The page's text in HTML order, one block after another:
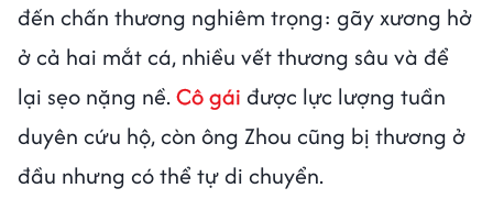
đến chấn thương nghiêm trọng: gãy xương hở
ở cả hai mắt cá, nhiều vết thương sâu và để
lại sẹo nặng nề.Cô gái được lực lượng tuần
duyên cứu hộ, còn ông Zhou cũng bị thương ở
đầu nhưng có thể tự di chuyển.